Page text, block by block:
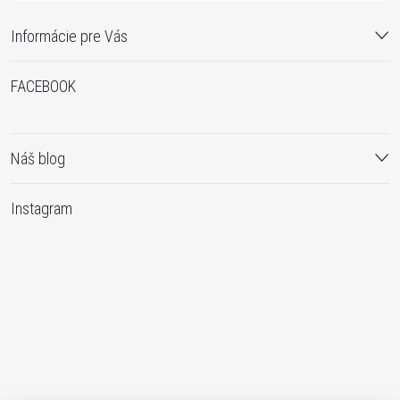
Informácie pre Vás
FACEBOOK
Náš blog
Instagram